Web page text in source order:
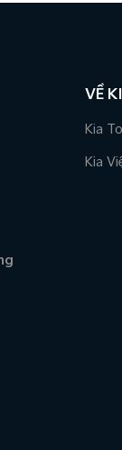
VỀ
Kia
Kia